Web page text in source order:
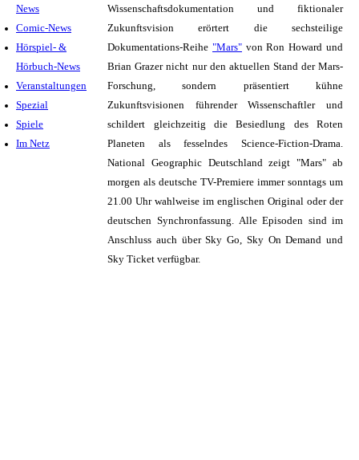
News
Comic-News
Hörspiel- &
Hörbuch-News
Veranstaltungen
Spezial
Spiele
Im Netz
Wissenschaftsdokumentation und fiktionaler
Zukunftsvision erörtert die sechsteilige
Dokumentations-Reihe "Mars"von Ron Howard und
Brian Grazer nicht nur den aktuellen Stand der Mars-
Forschung, sondern präsentiert kühne
Zukunftsvisionen führender Wissenschaftler und
schildert gleichzeitig die Besiedlung des Roten
Planeten als fesselndes Science-Fiction-Drama.
National Geographic Deutschland zeigt "Mars" ab
morgen als deutsche TV-Premiere immer sonntags um
21.00 Uhr wahlweise im englischen Original oder der
deutschen Synchronfassung. Alle Episoden sind im
Anschluss auch über Sky Go, Sky On Demand und
Sky Ticket verfügbar.